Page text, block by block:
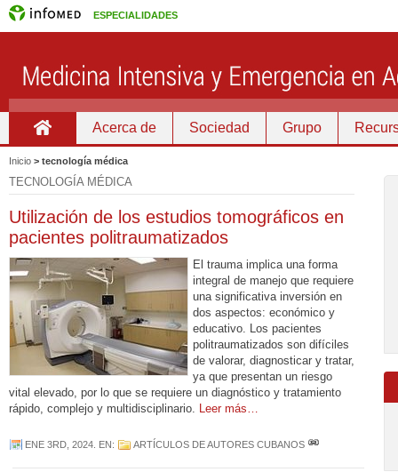
ESPECIALIDADES
Acerca de Sociedad Grupo
Inicio > tecnología médica
TECNOLOGÍA MÉDICA
Utilización de los estudios tomográficos en
pacientes politraumatizados
El trauma implica una forma
integral de manejo que requiere
una significativa inversión en
dos aspectos: económico y
educativo. Los pacientes
politraumatizados son difíciles
de valorar, diagnosticar y tratar,
ya que presentan un riesgo
vital elevado, por lo que se requiere un diagnóstico y tratamiento
rápido, complejo y multidisciplinario. Leer más…
ENE 3RD, 2024 . EN: ARTÍCULOS DE AUTORES CUBANOS